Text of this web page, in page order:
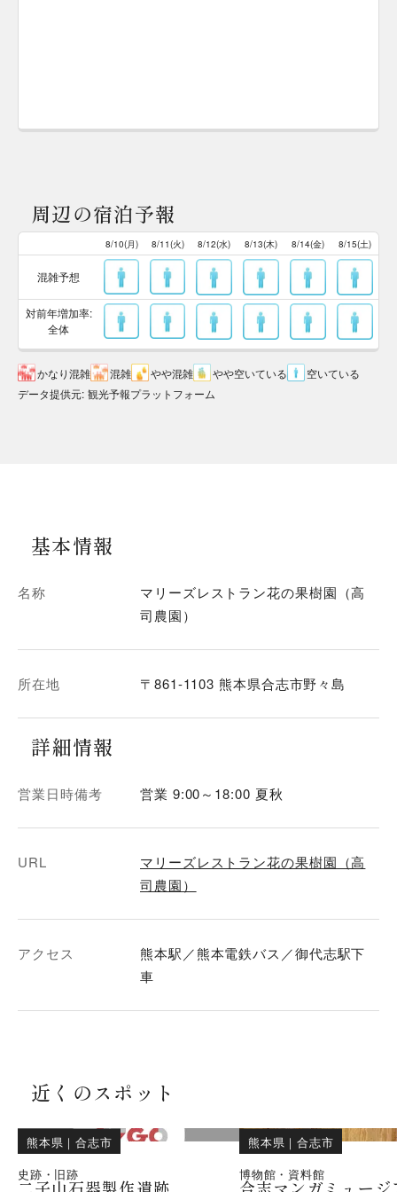
周辺の宿泊予報
8/10(月) 8/11(火) 8/12(水) 8/13(木) 8/14(金) 8/15(土)
混雑予想
対前年増加率:
全体
かなり混雑 混雑 やや混雑 やや空いている
空いている
データ提供元: 観光予報プラットフォーム
基本情報
名称
マリーズレストラン花の果樹園（高
司農園）
所在地 〒861-1103 熊本県合志市野々島
詳細情報
営業日時備考 営業 9:00～18:00 夏秋
URL
マリーズレストラン花の果樹園（高
司農園）
アクセス
熊本駅／熊本電鉄バス／御代志駅下
車
近くのスポット
熊本県 ｜合志市
史跡・旧跡
二子山石器製作遺跡
熊本県 ｜合志市
博物館・資料館
合志マンガミュージ